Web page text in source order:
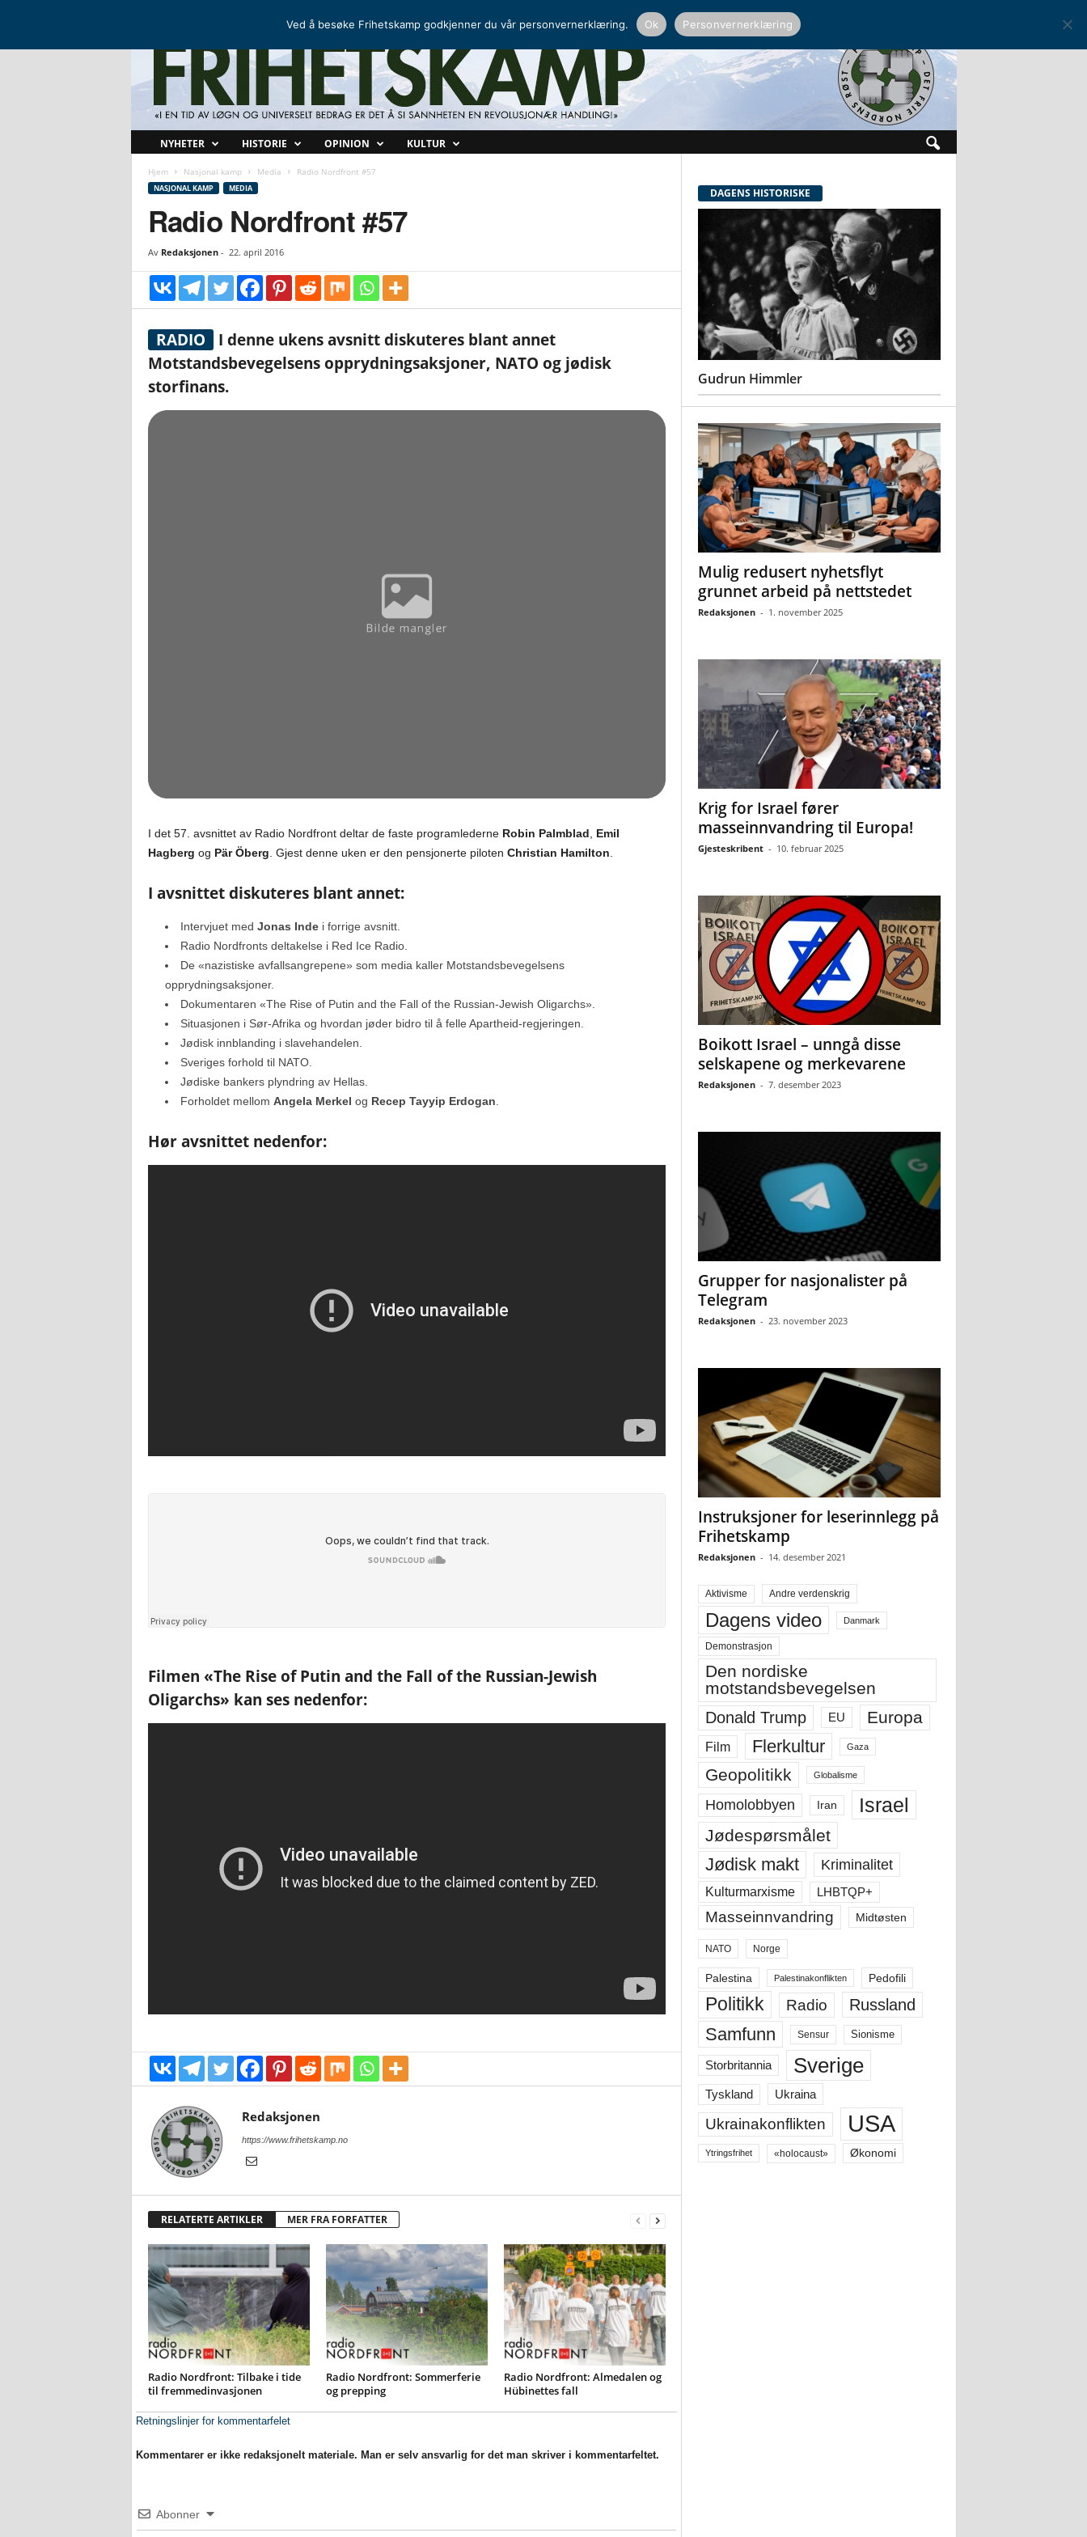
r
a
p
NYHETER HISTORIE OPINION KULTUR
Hjem Nasjonal kamp Media Radio Nordfront #57
NASJONAL KAMP MEDIA
Radio Nordfront #57
Av Redaksjonen- 22. april 2016
RADIO
I denne ukens avsnitt diskuteres blant annet
Motstandsbevegelsens opprydningsaksjoner, NATO og jødisk
storfinans.
I det 57. avsnittet av Radio Nordfront deltar de faste programlederne Robin Palmblad
Emil
Hagberg og Pär Öberg . Gjest denne uken er den pensjonerte piloten Christian Hamilton
I avsnittet diskuteres blant annet:
Intervjuet med Jonas Indei forrige avsnitt.
Radio Nordfronts deltakelse i Red Ice Radio.
De «nazistiske avfallsangrepene» som media kaller Motstandsbevegelsens
opprydningsaksjoner.
Dokumentaren «The Rise of Putin and the Fall of the Russian-Jewish Oligarchs».
Situasjonen i Sør-Afrika og hvordan jøder bidro til å felle Apartheid-regjeringen.
Jødisk innblanding i slavehandelen.
Sveriges forhold til NATO.
Jødiske bankers plyndring av Hellas.
Forholdet mellom Angela Merkel og Recep Tayyip Erdogan
Hør avsnittet nedenfor:
Filmen «The Rise of Putin and the Fall of the Russian-Jewish
Oligarchs» kan ses nedenfor:
Redaksjonen
https://www.frihetskamp.no
RELATERTE ARTIKLER MER FRA FORFATTER
Radio Nordfront: Tilbake i tide
til fremmedinvasjonen
Radio Nordfront: Sommerferie
og prepping
Radio Nordfront: Almedalen og
Hübinettes fall
Retningslinjer for kommentarfelet
Kommentarer er ikke redaksjonelt materiale. Man er selv ansvarlig for det man skriver i kommentarfeltet.
Abonner
DAGENS HISTORISKE
Gudrun Himmler
Mulig redusert nyhetsflyt
grunnet arbeid på nettstedet
Redaksjonen - 1. november 2025
Krig for Israel fører
masseinnvandring til Europa!
Gjesteskribent - 10. februar 2025
Boikott Israel – unngå disse
selskapene og merkevarene
Redaksjonen - 7. desember 2023
Grupper for nasjonalister på
Telegram
Redaksjonen - 23. november 2023
Instruksjoner for leserinnlegg på
Frihetskamp
Redaksjonen - 14. desember 2021
Aktivisme Andre verdenskrig
Dagens video Danmark
Demonstrasjon
Den nordiske
motstandsbevegelsen
Donald Trump EU Europa
Film Flerkultur Gaza
Geopolitikk Globalisme
Homolobbyen Iran Israel
Jødespørsmålet
Jødisk makt Kriminalitet
Kulturmarxisme LHBTQP+
Masseinnvandring Midtøsten
NATO Norge
Palestina Palestinakonflikten Pedofili
Politikk Radio Russland
Samfunn Sensur Sionisme
Storbritannia Sverige
Tyskland Ukraina
Ukrainakonflikten USA
Ytringsfrihet «holocaust» Økonomi
Ved å besøke Frihetskamp godkjenner du vår personvernerklæring. Ok Personvernerklæring